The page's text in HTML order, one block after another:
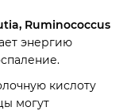
Ruminococcus
энергию
кислоту
могут